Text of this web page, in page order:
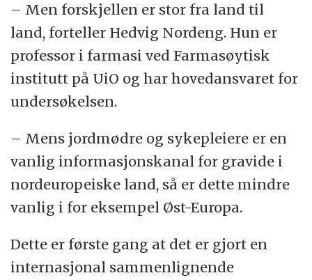
– Men forskjellen er stor fra land til
land, forteller Hedvig Nordeng. Hun er
professor i farmasi ved Farmasøytisk
institutt på UiO og har hovedansvaret for
undersøkelsen.
– Mens jordmødre og sykepleiere er en
vanlig informasjonskanal for gravide i
nordeuropeiske land, så er dette mindre
vanlig i for eksempel Øst-Europa.
Dette er første gang at det er gjort en
internasjonal sammenlignende